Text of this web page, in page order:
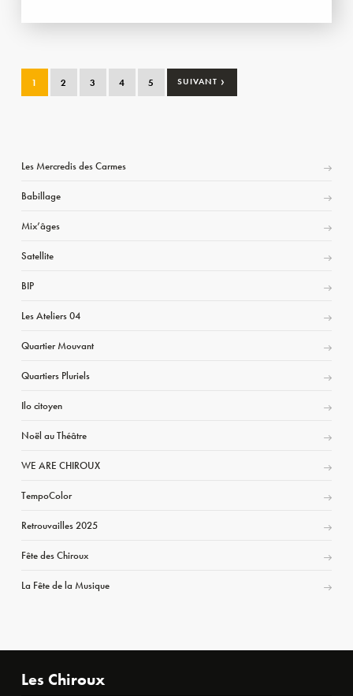
1 2 3 4 5 SUIVANT ›
Les Mercredis des Carmes
Babillage
Mix’âges
Satellite
BIP
Les Ateliers 04
Quartier Mouvant
Quartiers Pluriels
Ilo citoyen
Noël au Théâtre
WE ARE CHIROUX
TempoColor
Retrouvailles 2025
Fête des Chiroux
La Fête de la Musique
Les Chiroux